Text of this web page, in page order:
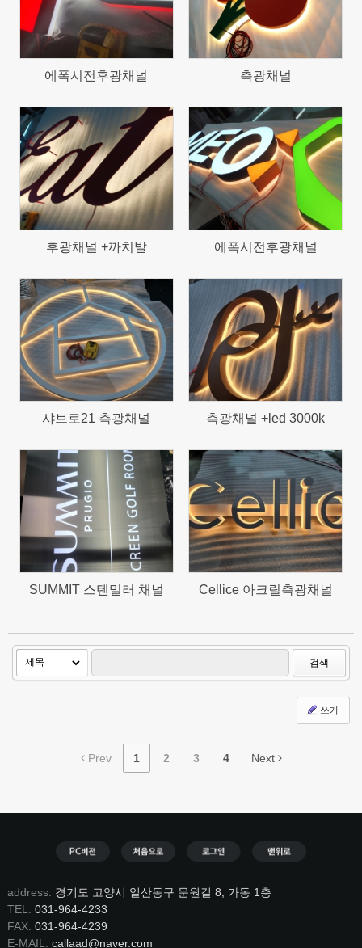
에폭시전후광채널 측광채널
1236
후광채널 +까치발
1238
에폭시전후광채널
1067
샤브로21 측광채널
1213
측광채널 +led 3000k
1203
SUMMIT 스텐밀러 채널
1296
Cellice 아크릴측광채널
검색
쓰기
Prev 1 2 3 4 Next
address. 경기도 고양시 일산동구 문원길 8, 가동 1층
TEL.
031-964-4233
FAX. 031-964-4239
E-MAIL.
callaad@naver.com